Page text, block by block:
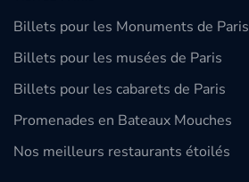
Billets pour les Monuments de Paris
Billets pour les musées de Paris
Billets pour les cabarets de Paris
Promenades en Bateaux Mouches
Nos meilleurs restaurants étoilés